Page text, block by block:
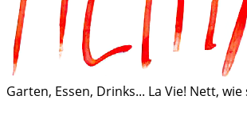
Garten, Essen, Drinks... La Vie! Nett,